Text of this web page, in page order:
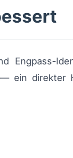
Engpass-
— ein direkter